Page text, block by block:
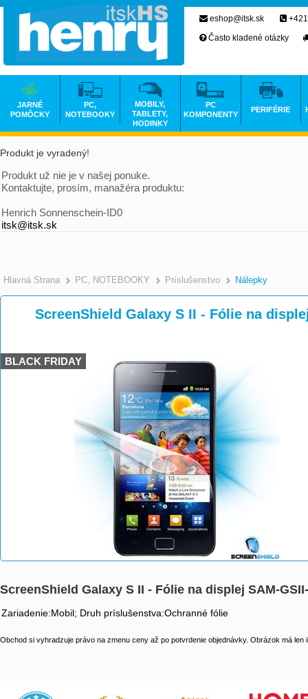
Produkt je vyradený!
Produkt už nie je v našej ponuke.
Kontaktujte, prosím, manažéra produktu:
Henrich Sonnenschein-ID0
itsk@itsk.sk
Hlavná Strana >
PC, NOTEBOOKY >
Príslušenstvo Nálepky
ScreenShield Galaxy S II - Fólie na
BLACK FRIDAY
ScreenShield Galaxy S II - Fólie na displej SAM-
Zariadenie:Mobil; Druh príslušenstva:Ochranné fólie
Obchod si vyhradzuje právo na zmenu ceny až po potvrdenie objednávky. Obrázok má len
eshop@itsk.sk
Často kladené otázky
JARNÉ
POMÔCKY
PC,
NOTEBOOKY
MOBILY,
TABLETY,
HODINKY
PC
KOMPONENTY
PERIFÉRIE